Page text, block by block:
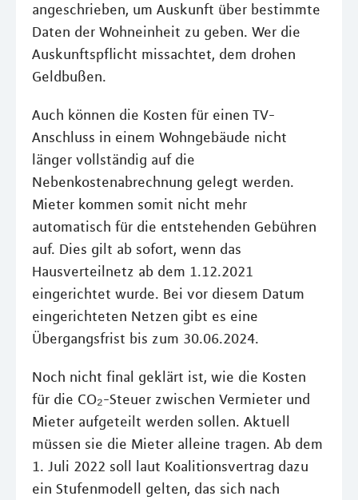
angeschrieben, um Auskunft über bestimmte
Daten der Wohneinheit zu geben. Wer die
Auskunftspflicht missachtet, dem drohen
Geldbußen.
Auch können die Kosten für einen TV-
Anschluss in einem Wohngebäude nicht
länger vollständig auf die
Nebenkostenabrechnung gelegt werden.
Mieter kommen somit nicht mehr
automatisch für die entstehenden Gebühren
auf. Dies gilt ab sofort, wenn das
Hausverteilnetz ab dem 1.12.2021
eingerichtet wurde. Bei vor diesem Datum
eingerichteten Netzen gibt es eine
Übergangsfrist bis zum 30.06.2024.
Noch nicht final geklärt ist, wie die Kosten
für die CO₂-Steuer zwischen Vermieter und
Mieter aufgeteilt werden sollen. Aktuell
müssen sie die Mieter alleine tragen. Ab dem
1. Juli 2022 soll laut Koalitionsvertrag dazu
ein Stufenmodell gelten, das sich nach